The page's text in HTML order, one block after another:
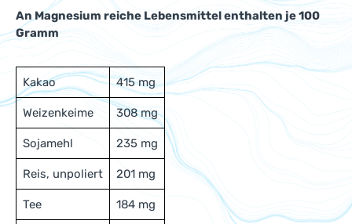
An Magnesium reiche Lebensmittel enthalten je 100
Gramm
Kakao 415 mg
Weizenkeime 308 mg
Sojamehl 235 mg
Reis, unpoliert 201 mg
Tee 184 mg